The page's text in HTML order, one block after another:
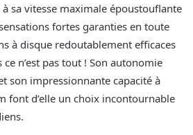
sa vitesse maximale époustouflante
fortes garanties en toute
à disque redoutablement efficaces
n’est pas tout ! Son autonomie
son impressionnante capacité à
font d’elle un choix incontournable